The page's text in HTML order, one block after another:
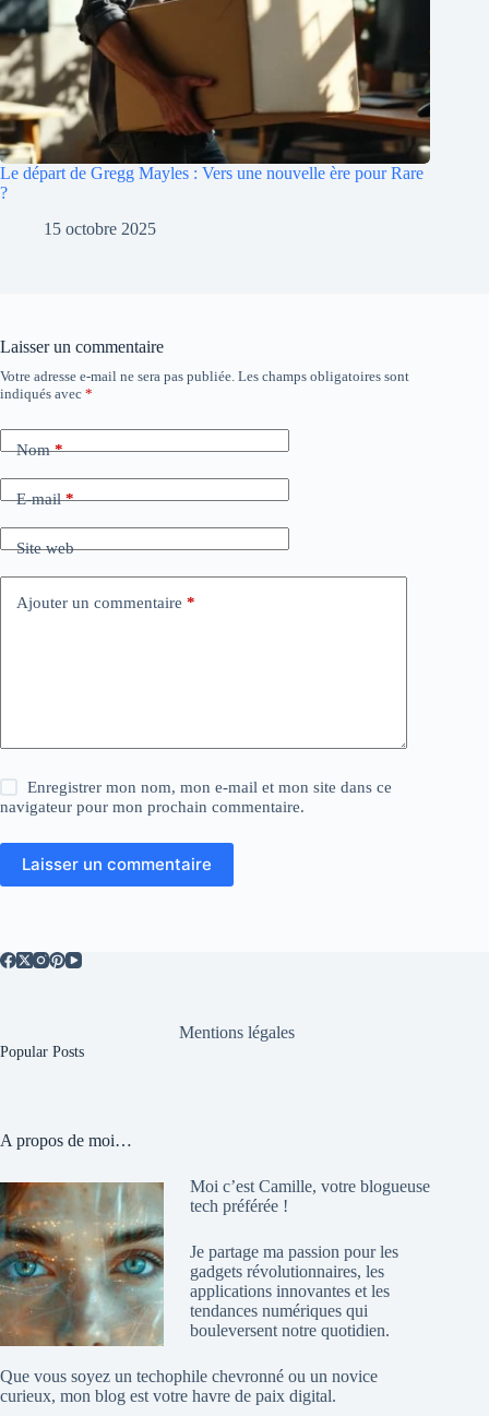
Le départ de Gregg Mayles : Vers une nouvelle ère pour Rare
?
15 octobre 2025
Laisser un commentaire
Votre adresse e-mail ne sera pas publiée. Les champs obligatoires sont
indiqués avec *
Nom*
E-mail*
Site web
Ajouter un commentaire *
Enregistrer mon nom, mon e-mail et mon site dans ce
navigateur pour mon prochain commentaire.
Laisser un commentaire
A
l
r
n
v
e
Mentions légales
Popular Posts
A propos de moi…
Moi c’est Camille, votre blogueuse
tech préférée !
Je partage ma passion pour les
gadgets révolutionnaires, les
applications innovantes et les
tendances numériques qui
bouleversent notre quotidien.
Que vous soyez un techophile chevronné ou un novice
curieux, mon blog est votre havre de paix digital.